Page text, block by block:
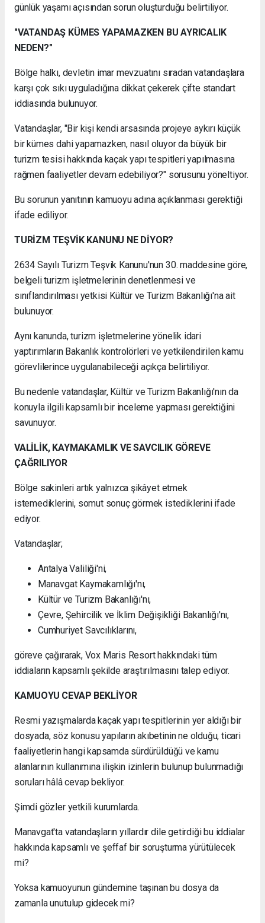
günlük yaşamı açısından sorun oluşturduğu belirtiliyor.
"VATANDAŞ KÜMES YAPAMAZKEN BU AYRICALIK
NEDEN?"
Bölge halkı, devletin imar mevzuatını sıradan vatandaşlara
karşı çok sıkı uyguladığına dikkat çekerek çifte standart
iddiasında bulunuyor.
Vatandaşlar, "Bir kişi kendi arsasında projeye aykırı küçük
bir kümes dahi yapamazken, nasıl oluyor da büyük bir
turizm tesisi hakkında kaçak yapı tespitleri yapılmasına
rağmen faaliyetler devam edebiliyor?" sorusunu yöneltiyor.
Bu sorunun yanıtının kamuoyu adına açıklanması gerektiği
ifade ediliyor.
TURİZM TEŞVİK KANUNU NE DİYOR?
2634 Sayılı Turizm Teşvik Kanunu'nun 30. maddesine göre,
belgeli turizm işletmelerinin denetlenmesi ve
sınıflandırılması yetkisi Kültür ve Turizm Bakanlığı'na ait
bulunuyor.
Aynı kanunda, turizm işletmelerine yönelik idari
yaptırımların Bakanlık kontrolörleri ve yetkilendirilen kamu
görevlilerince uygulanabileceği açıkça belirtiliyor.
Bu nedenle vatandaşlar, Kültür ve Turizm Bakanlığı'nın da
konuyla ilgili kapsamlı bir inceleme yapması gerektiğini
savunuyor.
VALİLİK, KAYMAKAMLIK VE SAVCILIK GÖREVE
ÇAĞRILIYOR
Bölge sakinleri artık yalnızca şikâyet etmek
istemediklerini, somut sonuç görmek istediklerini ifade
ediyor.
Vatandaşlar;
Antalya Valiliği'ni,
Manavgat Kaymakamlığı'nı,
Kültür ve Turizm Bakanlığı'nı,
Çevre, Şehircilik ve İklim Değişikliği Bakanlığı'nı,
Cumhuriyet Savcılıklarını,
göreve çağırarak, Vox Maris Resort hakkındaki tüm
iddiaların kapsamlı şekilde araştırılmasını talep ediyor.
KAMUOYU CEVAP BEKLİYOR
Resmi yazışmalarda kaçak yapı tespitlerinin yer aldığı bir
dosyada, söz konusu yapıların akıbetinin ne olduğu, ticari
faaliyetlerin hangi kapsamda sürdürüldüğü ve kamu
alanlarının kullanımına ilişkin izinlerin bulunup bulunmadığı
soruları hâlâ cevap bekliyor.
Şimdi gözler yetkili kurumlarda.
Manavgat'ta vatandaşların yıllardır dile getirdiği bu iddialar
hakkında kapsamlı ve şeffaf bir soruşturma yürütülecek
mi?
Yoksa kamuoyunun gündemine taşınan bu dosya da
zamanla unutulup gidecek mi?